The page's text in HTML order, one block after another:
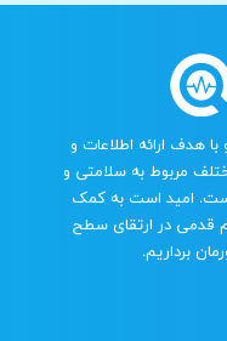
هدف ارائه اطلاعات و
مربوط به سلامتی و
امید است به کمک
قدمی در ارتقای سطح
برداریم.